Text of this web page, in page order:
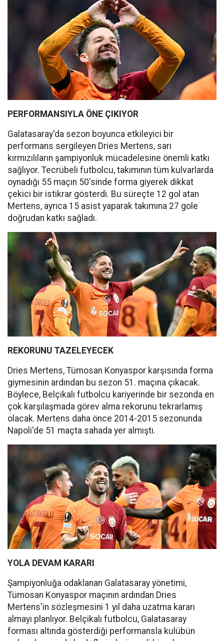
PERFORMANSIYLA ÖNE ÇIKIYOR
Galatasaray'da sezon boyunca etkileyici bir
performans sergileyen Dries Mertens, sarı
kırmızılıların şampiyonluk mücadelesine önemli katkı
sağlıyor. Tecrübeli futbolcu, takımının tüm kulvarlarda
oynadığı 55 maçın 50'sinde forma giyerek dikkat
çekici bir istikrar gösterdi. Bu süreçte 12 gol atan
Mertens, ayrıca 15 asist yaparak takımına 27 gole
doğrudan katkı sağladı.
REKORUNU TAZELEYECEK
Dries Mertens, Tümosan Konyaspor karşısında forma
giymesinin ardından bu sezon 51. maçına çıkacak.
Böylece, Belçikalı futbolcu kariyerinde bir sezonda en
çok karşılaşmada görev alma rekorunu tekrarlamış
olacak. Mertens daha önce 2014-2015 sezonunda
Napoli'de 51 maçta sahada yer almıştı.
YOLA DEVAM KARARI
Şampiyonluğa odaklanan Galatasaray yönetimi,
Tümosan Konyaspor maçının ardından Dries
Mertens'in sözleşmesini 1 yıl daha uzatma kararı
almayı planlıyor. Belçikalı futbolcu, Galatasaray
forması altında gösterdiği performansla kulübün